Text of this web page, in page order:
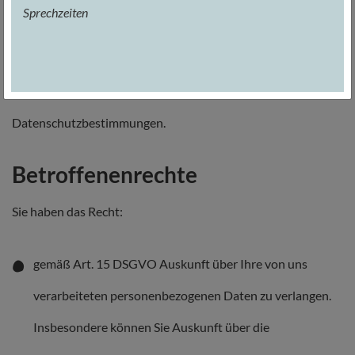
Transparenz und Wahlmöglichkeiten und
Datenschutzbestimmungen.
Betroffenenrechte
Sie haben das Recht:
gemäß Art. 15 DSGVO Auskunft über Ihre von uns
verarbeiteten personenbezogenen Daten zu verlangen.
Insbesondere können Sie Auskunft über die
Sprechzeiten